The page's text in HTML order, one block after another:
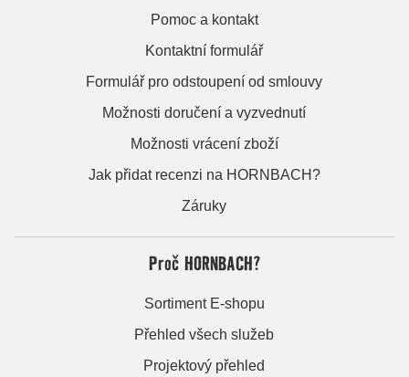
Pomoc a kontakt
Kontaktní formulář
Formulář pro odstoupení od smlouvy
Možnosti doručení a vyzvednutí
Možnosti vrácení zboží
Jak přidat recenzi na HORNBACH?
Záruky
Proč HORNBACH?
Sortiment E-shopu
Přehled všech služeb
Projektový přehled